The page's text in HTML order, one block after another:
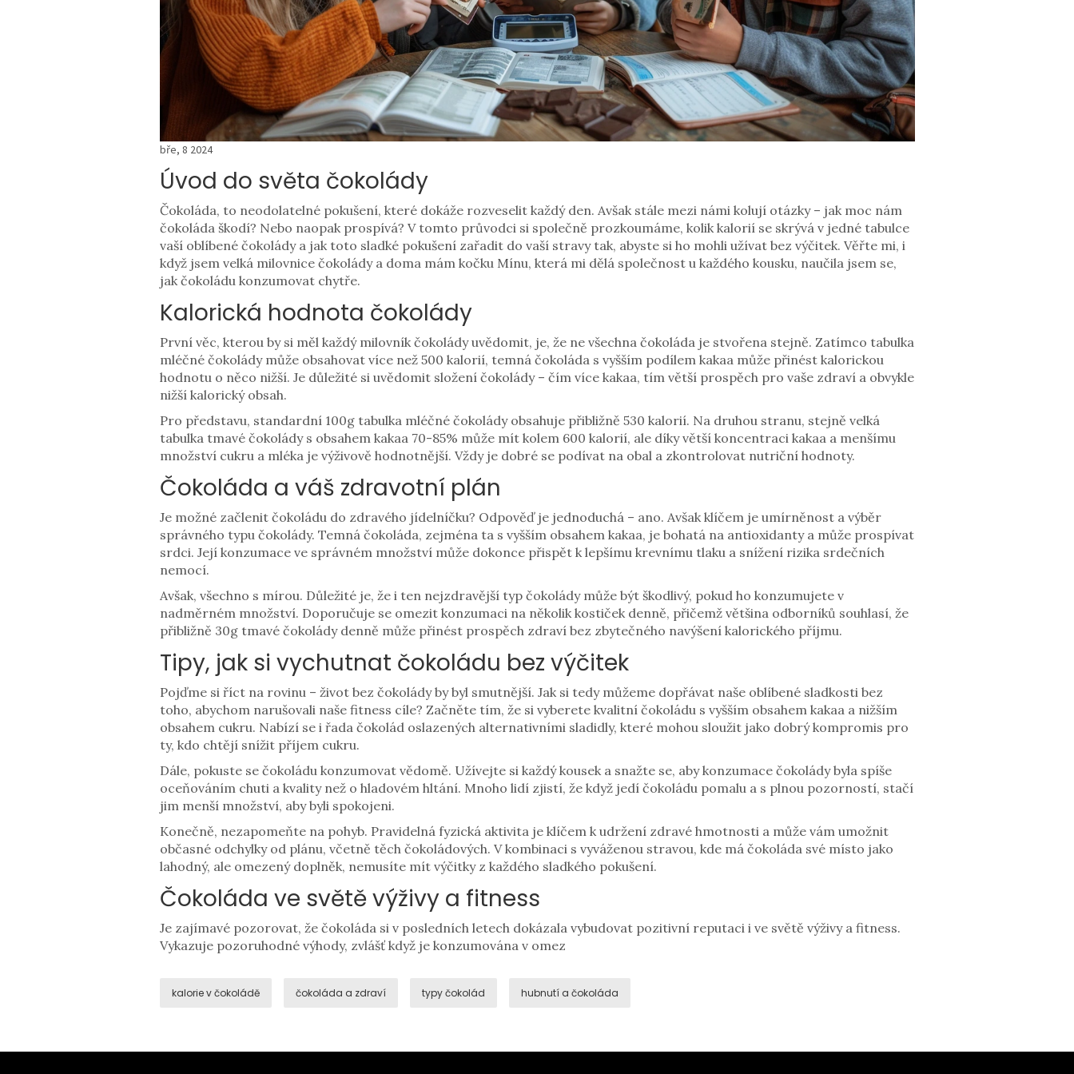
bře, 8 2024
Úvod do světa čokolády
Čokoláda, to neodolatelné pokušení, které dokáže rozveselit každý den. Avšak stále mezi námi kolují otázky – jak moc nám
čokoláda škodí? Nebo naopak prospívá? V tomto průvodci si společně prozkoumáme, kolik kalorií se skrývá v jedné tabulce
vaší oblíbené čokolády a jak toto sladké pokušení zařadit do vaší stravy tak, abyste si ho mohli užívat bez výčitek. Věřte mi, i
když jsem velká milovnice čokolády a doma mám kočku Mínu, která mi dělá společnost u každého kousku, naučila jsem se,
jak čokoládu konzumovat chytře.
Kalorická hodnota čokolády
První věc, kterou by si měl každý milovník čokolády uvědomit, je, že ne všechna čokoláda je stvořena stejně. Zatímco tabulka
mléčné čokolády může obsahovat více než 500 kalorií, temná čokoláda s vyšším podílem kakaa může přinést kalorickou
hodnotu o něco nižší. Je důležité si uvědomit složení čokolády – čím více kakaa, tím větší prospěch pro vaše zdraví a obvykle
nižší kalorický obsah.
Pro představu, standardní 100g tabulka mléčné čokolády obsahuje přibližně 530 kalorií. Na druhou stranu, stejně velká
tabulka tmavé čokolády s obsahem kakaa 70-85% může mít kolem 600 kalorií, ale díky větší koncentraci kakaa a menšímu
množství cukru a mléka je výživově hodnotnější. Vždy je dobré se podívat na obal a zkontrolovat nutriční hodnoty.
Čokoláda a váš zdravotní plán
Je možné začlenit čokoládu do zdravého jídelníčku? Odpověď je jednoduchá – ano. Avšak klíčem je umírněnost a výběr
správného typu čokolády. Temná čokoláda, zejména ta s vyšším obsahem kakaa, je bohatá na antioxidanty a může prospívat
srdci. Její konzumace ve správném množství může dokonce přispět k lepšímu krevnímu tlaku a snížení rizika srdečních
nemocí.
Avšak, všechno s mírou. Důležité je, že i ten nejzdravější typ čokolády může být škodlivý, pokud ho konzumujete v
nadměrném množství. Doporučuje se omezit konzumaci na několik kostiček denně, přičemž většina odborníků souhlasí, že
přibližně 30g tmavé čokolády denně může přinést prospěch zdraví bez zbytečného navýšení kalorického příjmu.
Tipy, jak si vychutnat čokoládu bez výčitek
Pojďme si říct na rovinu – život bez čokolády by byl smutnější. Jak si tedy můžeme dopřávat naše oblíbené sladkosti bez
toho, abychom narušovali naše fitness cíle? Začněte tím, že si vyberete kvalitní čokoládu s vyšším obsahem kakaa a nižším
obsahem cukru. Nabízí se i řada čokolád oslazených alternativními sladidly, které mohou sloužit jako dobrý kompromis pro
ty, kdo chtějí snížit příjem cukru.
Dále, pokuste se čokoládu konzumovat vědomě. Užívejte si každý kousek a snažte se, aby konzumace čokolády byla spíše
oceňováním chuti a kvality než o hladovém hltání. Mnoho lidí zjistí, že když jedí čokoládu pomalu a s plnou pozorností, stačí
jim menší množství, aby byli spokojeni.
Konečně, nezapomeňte na pohyb. Pravidelná fyzická aktivita je klíčem k udržení zdravé hmotnosti a může vám umožnit
občasné odchylky od plánu, včetně těch čokoládových. V kombinaci s vyváženou stravou, kde má čokoláda své místo jako
lahodný, ale omezený doplněk, nemusíte mít výčitky z každého sladkého pokušení.
Čokoláda ve světě výživy a fitness
Je zajímavé pozorovat, že čokoláda si v posledních letech dokázala vybudovat pozitivní reputaci i ve světě výživy a fitness.
Vykazuje pozoruhodné výhody, zvlášť když je konzumována v omez
kalorie v čokoládě čokoláda a zdraví typy čokolád hubnutí a čokoláda